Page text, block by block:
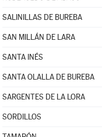
SALINILLAS DE BUREBA
SAN MILLÁN DE LARA
SANTA INÉS
SANTA OLALLA DE BUREBA
SARGENTES DE LA LORA
SORDILLOS